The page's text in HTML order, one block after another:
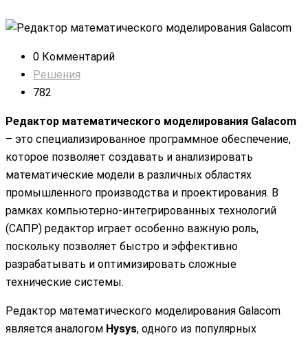
0 Комментарий
Решения
782
Редактор математического моделирования Galacom
– это специализированное программное обеспечение,
которое позволяет создавать и анализировать
математические модели в различных областях
промышленного производства и проектирования. В
рамках компьютерно-интегрированных технологий
(САПР) редактор играет особенно важную роль,
поскольку позволяет быстро и эффективно
разрабатывать и оптимизировать сложные
технические системы.
Редактор математического моделирования Galacom
является аналогом Hysys, одного из популярных